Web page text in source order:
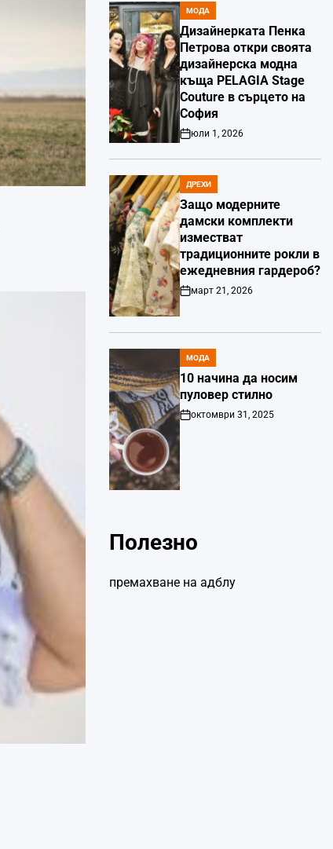
POSTED
IN
МОДА
Дизайнерката Пенка
Петрова откри своята
дизайнерска модна
къща PELAGIA Stage
Couture в сърцето на
София
Post
юли 1, 2026
POSTED
IN
ДРЕХИ
Защо модерните
дамски комплекти
изместват
традиционните рокли в
ежедневния гардероб?
Post
март 21, 2026
POSTED
IN
МОДА
10 начина да носим
пуловер стилно
Post
Date
октомври 31, 2025
Полезно
премахване на адблу